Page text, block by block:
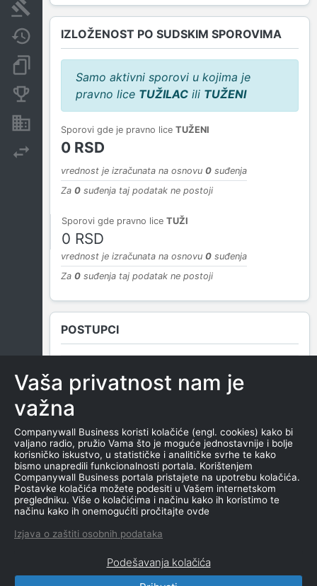
Sudski sporovi
Javne nabavke
Dokumenti i objave
Konkurentske kompanije
Izvoz
IZLOŽENOST PO SUDSKIM SPOROVIMA
Samo aktivni sporovi u kojima je
pravno lice TUŽILAC ili TUŽENI
Sporovi gde je pravno lice TUŽENI
0 RSD
vrednost je izračunata na osnovu 0 suđenja
Za 0 suđenja taj podatak ne postoji
Sporovi gde pravno lice TUŽI
0 RSD
vrednost je izračunata na osnovu 0 suđenja
Za 0 suđenja taj podatak ne postoji
POSTUPCI
NEMA SUDSKIH OBJAVA
ROČIŠTA
NEMA SUDSKIH OBJAVA
Vaša privatnost nam je
važna
Companywall Business koristi kolačiće (engl. cookies) kako bi
valjano radio, pružio Vama što je moguće jednostavnije i bolje
korisničko iskustvo, u statističke i analitičke svrhe te kako
bismo unapredili funkcionalnosti portala. Korištenjem
Companywall Business portala pristajete na upotrebu kolačića.
Postavke kolačića možete podesiti u Vašem internetskom
pregledniku. Više o kolačićima i načinu kako ih koristimo te
načinu kako ih onemogućiti pročitajte ovde
Izjava o zaštiti osobnih podataka
Podešavanja kolačića